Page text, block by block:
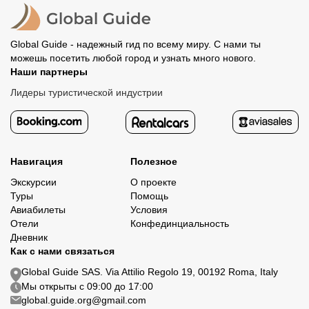
организатору напрямую не требуется.
Global Guide - надежный гид по всему миру. С нами ты
можешь посетить любой город и узнать много нового.
Наши партнеры
Лидеры туристической индустрии
Навигация
Экскурсии
Туры
Авиабилеты
Отели
Дневник
Полезное
О проекте
Помощь
Условия
Конфединциальность
Как с нами связаться
Global Guide SAS. Via Attilio Regolo 19, 00192 Roma, Italy
Мы открыты с 09:00 до 17:00
global.guide.org@gmail.com